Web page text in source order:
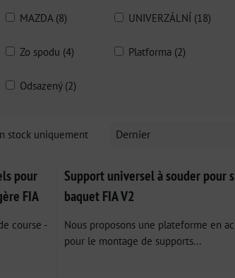
MAZDA (8) UNIVERZÁLNÍ (18)
Zo spodu (4) Platforma (2)
Odsazený (2)
Dernier
stock uniquement
pour
FIA
course -
Support universel à souder pour
baquet FIA V2
Nous proposons une plateforme en
pour le montage de supports...